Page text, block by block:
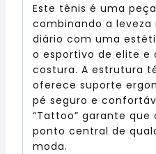
Este tênis é uma
combinando a leveza
diário com uma
o esportivo de elite e
costura. A estrutura
oferece suporte
pé seguro e
“Tattoo” garante
ponto central de
moda.